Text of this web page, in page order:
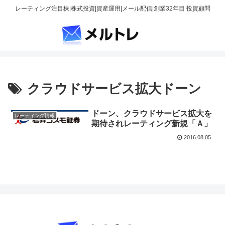
レーティング注目株|株式投資|資産運用|メール配信|創業32年目 投資顧問
クラウドサービス拡大ドーン
レーティング情報
ドーン、クラウドサービス拡大を
期待されレーティング新規「Ａ」
2016.08.05